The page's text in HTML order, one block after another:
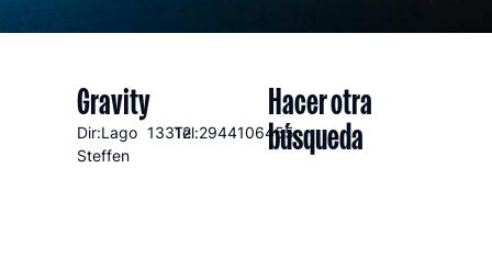
Gravity
Dir:Lago
Steffen
13312Tel:2944106455
Hacer otra
búsqueda